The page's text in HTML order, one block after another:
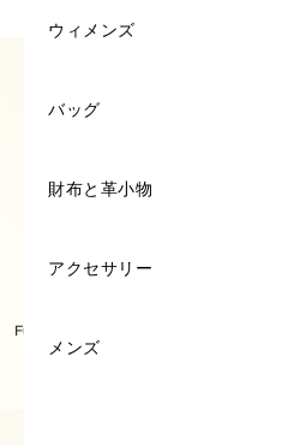
ウィメンズ
バッグ
財布と革小物
アクセサリー
メンズ
バッグ
クロスボディバッグ
ミニバッグ
トップハンドル
ショルダーバッグ
ホーボーバッグ
ポーチ
ミニ財布
長財布
名刺入れ
キーケース
ハンドル & ストラップ
キーリング
ジュエリー＆ウォッチ
サングラス
FURLA IRIDE
FURLA POPPY
FURLA PRIMROSE
財布と革小物
アクセサリー
ウィメンズ 新着
トップハンドル
トートバッグ
ショルダーバッグ
クロスボディバッグ
バケットバッグ
FURLA PRIMROSE
FURLA 1927
FURLA GIOVE
FURLA NUVOLA
FURLA GOCCIA
FURLA IRIDE
ポーチ
ミニ財布
長財布
名刺入れ
キーケース
ミニ財布
ハンドル & ストラップ
キーリング
ジュエリー＆ウォッチ
サングラス
フレグランス
スカーフ & マフラー
ビジネスバッグ
トートバッグ
クロスボディバッグ
A4対応バッグ
名刺入れ＆カードケース
ポーチ＆ケース
ハンドル & ストラップ
キーリング
財布 & 革小物
アクセサリー
ウィメンズ
バッグ
財布と革小物
アクセサリー
メンズ
Furla Iride ミニバッグ